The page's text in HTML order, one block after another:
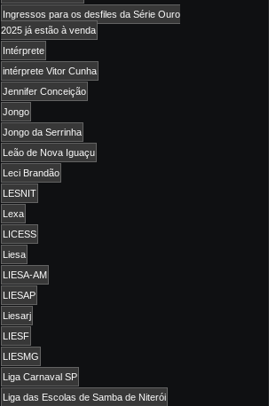
Ingressos para os desfiles da Série Ouro
2025 já estão à venda
Intérprete
intérprete Vitor Cunha
Jennifer Conceição
Jongo
Jongo da Serrinha
Leão de Nova Iguaçu
Leci Brandão
LESNIT
Lexa
LICESS
Liesa
LIESA-AM
LIESAP
Liesarj
LIESF
LIESMG
Liga Carnaval SP
Liga das Escolas de Samba de Niterói